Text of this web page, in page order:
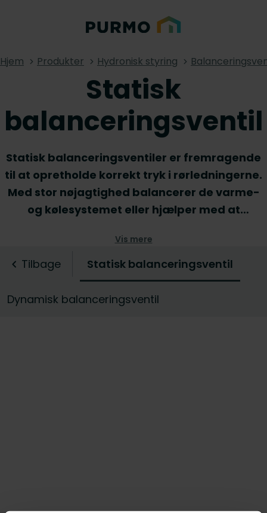
Hjem Produkter Hydronisk styring
Statisk
balanceringsventil
Statisk balanceringsventiler er fremragende
til at opretholde korrekt tryk i rørledningerne.
Med stor nøjagtighed balancerer de varme-
og kølesystemet eller hjælper med at
vandhanesystemer. Opdag vores statiske
balanceringsventiler, tilgængelige i et bredt
udvalg af størrelser, samt de matchende
tilbehør og balanceringsværktøjer. Blyfri
Vis mere
Tilbage Statisk balanceringsventil
Dynamisk balanceringsventil